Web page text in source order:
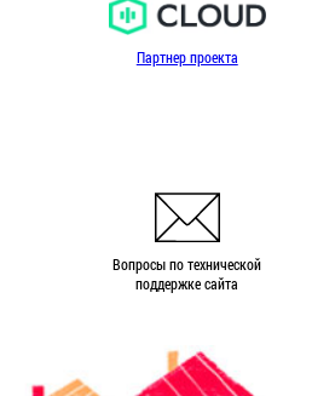
Партнер проекта
Вопросы по технической
поддержке сайта